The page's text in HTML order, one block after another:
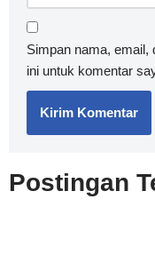
Simpan nama, email,
ini untuk komentar
Postingan